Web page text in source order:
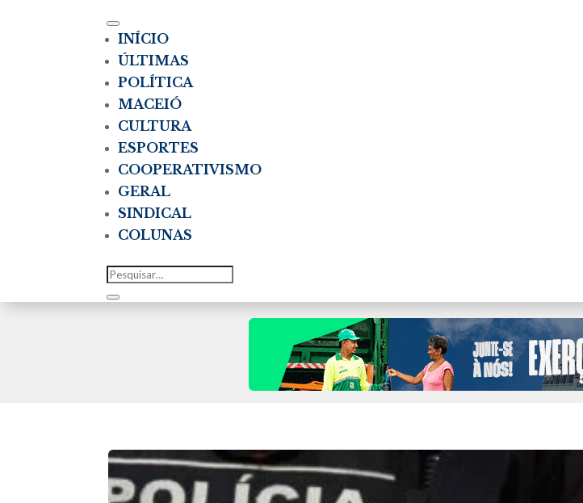
INÍCIO
ÚLTIMAS
POLÍTICA
MACEIÓ
CULTURA
ESPORTES
COOPERATIVISMO
GERAL
SINDICAL
COLUNAS